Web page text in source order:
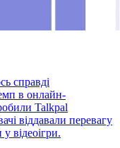
справді
в онлайн-
Talkpal
віддавали перевагу
відеоігри.